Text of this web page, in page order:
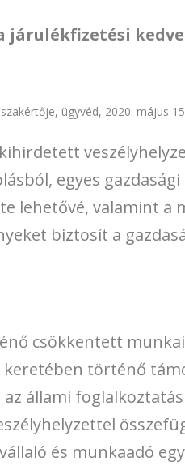
járulékfizetési
ügyvéd, 2020. május
egyes
lehetővé, valamint a
biztosít a
csökkentett
történő
állami
és munkaadó